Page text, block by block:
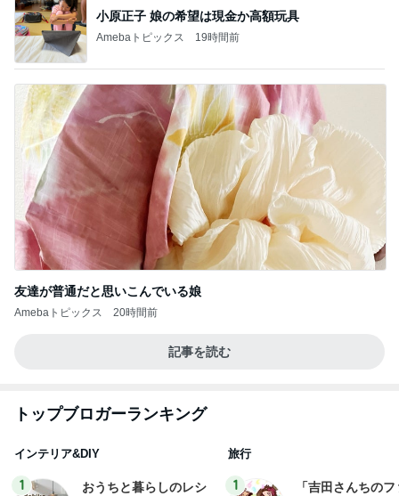
小原正子 娘の希望は現金か高額玩具
Amebaトピックス 19時間前
友達が普通だと思いこんでいる娘
Amebaトピックス 20時間前
記事を読む
トップブロガーランキング
インテリア&DIY
1
おうちと暮らしのレシ
旅行
1
「吉田さんちの